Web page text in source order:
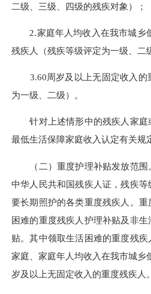
二级、三级、四级的残疾对象）；
2.家庭年人均收入在我市城乡
残疾人（残疾等级评定为一级、二
3.60周岁及以上无固定收入的
为一级、二级）。
针对上述情形中的残疾人家庭
最低生活保障家庭收入认定有关规
（二）重度护理补贴发放范围
中华人民共和国残疾人证，残疾等
要长期照护的各类重度残疾人。
困难的重度残疾人护理补贴及非
贴。其中领取生活困难的重度残
家庭、家庭年人均收入在我市城乡
岁及以上无固定收入的重度残疾人。